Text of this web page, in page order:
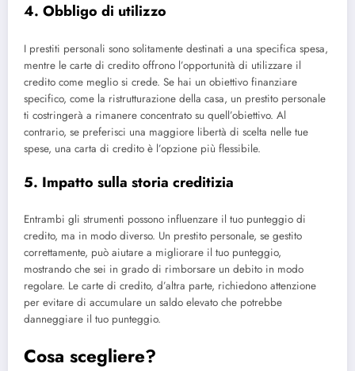
4. Obbligo di utilizzo
I prestiti personali sono solitamente destinati a una specifica spesa,
mentre le carte di credito offrono l’opportunità di utilizzare il
credito come meglio si crede. Se hai un obiettivo finanziare
specifico, come la ristrutturazione della casa, un prestito personale
ti costringerà a rimanere concentrato su quell’obiettivo. Al
contrario, se preferisci una maggiore libertà di scelta nelle tue
spese, una carta di credito è l’opzione più flessibile.
5. Impatto sulla storia creditizia
Entrambi gli strumenti possono influenzare il tuo punteggio di
credito, ma in modo diverso. Un prestito personale, se gestito
correttamente, può aiutare a migliorare il tuo punteggio,
mostrando che sei in grado di rimborsare un debito in modo
regolare. Le carte di credito, d’altra parte, richiedono attenzione
per evitare di accumulare un saldo elevato che potrebbe
danneggiare il tuo punteggio.
Cosa scegliere?